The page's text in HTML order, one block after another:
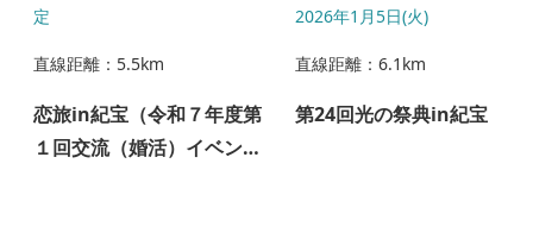
定
直線距離：5.5km
恋旅in紀宝（令和７年度第
１回交流（婚活）イベン
2026年1月5日(火)
直線距離：6.1km
第24回光の祭典in紀宝